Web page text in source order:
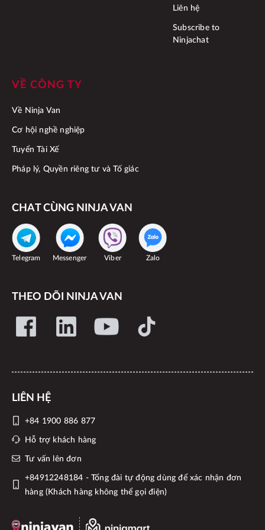
Liên hệ
Subscribe to
Ninjachat
VỀ CÔNG TY
Về Ninja Van
Cơ hội nghề nghiệp
Tuyển Tài Xế
Pháp lý, Quyền riêng tư và Tố giác
CHAT CÙNG NINJA VAN
Telegram Messenger Viber Zalo
THEO DÕI NINJA VAN
LIÊN HỆ
+84 1900 886 877
Hỗ trợ khách hàng
Tư vấn lên đơn
+84912248184 - Tổng đài tự động dùng để xác nhận đơn
hàng (Khách hàng không thể gọi điện)